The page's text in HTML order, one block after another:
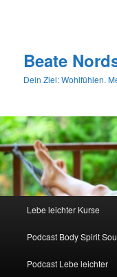
Beate
Dein Ziel: Wohlfühlen.
Lebe leichter Kurse
Podcast Body Spirit
Podcast Lebe leichter